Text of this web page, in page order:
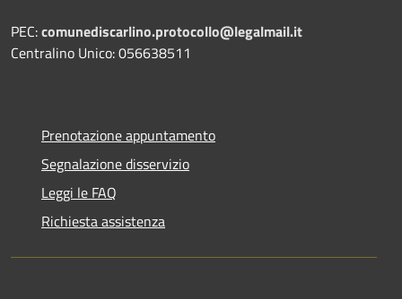
PEC:comunediscarlino.protocollo@legalmail.it
Centralino Unico: 056638511
Prenotazione appuntamento
Segnalazione disservizio
Leggi le FAQ
Richiesta assistenza